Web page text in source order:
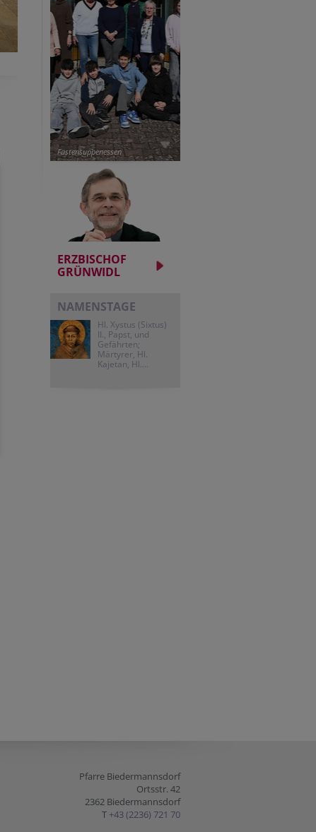
Fastensuppenessen
ERZBISCHOF
GRÜNWIDL
NAMENSTAGE
Hl. Xystus (Sixtus)
II., Papst, und
Gefährten;
Märtyrer, Hl.
Kajetan, Hl....
Pfarre Biedermannsdorf
Ortsstr. 42
2362 Biedermannsdorf
T +43 (2236) 721 70